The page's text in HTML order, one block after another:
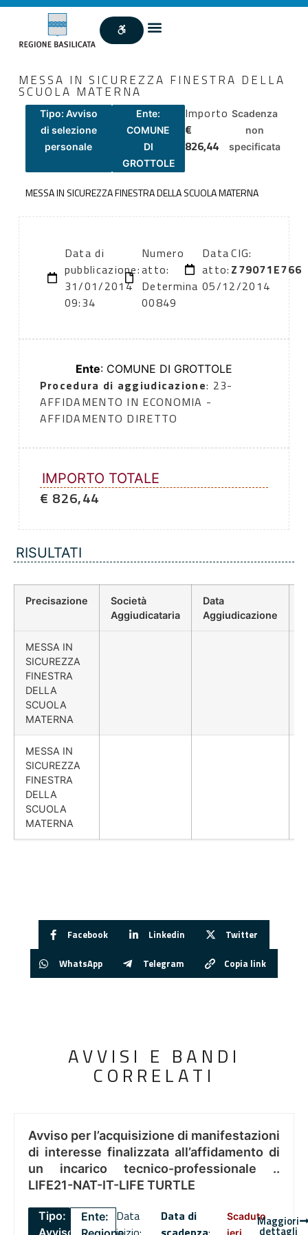
MESSA IN SICUREZZA FINESTRA DELLA
SCUOLA MATERNA
Tipo: Avviso
di selezione
personale
Ente:
COMUNE
DI
GROTTOLE
Importo
€
826,44
Scadenza
non
specificata
MESSA IN SICUREZZA FINESTRA DELLA SCUOLA MATERNA
Data di
pubblicazione:
31/01/2014
09:34
Numero
atto:
Determina
00849
Data
atto:
05/12/2014
CIG:
Z79071E766
Ente: COMUNE DI GROTTOLE
Procedura di aggiudicazione: 23-
AFFIDAMENTO IN ECONOMIA -
AFFIDAMENTO DIRETTO
IMPORTO TOTALE
€ 826,44
RISULTATI
Precisazione
Società
Aggiudicataria
Data
Aggiudicazione
MESSA IN
SICUREZZA
FINESTRA
DELLA
SCUOLA
MATERNA
MESSA IN
SICUREZZA
FINESTRA
DELLA
SCUOLA
MATERNA
Facebook Linkedin Twitter
WhatsApp Telegram Copia link
AVVISI E BANDI
CORRELATI
Avviso per l’acquisizione di manifestazioni
di interesse finalizzata all’affidamento di
un incarico tecnico-professionale ..
LIFE21-NAT-IT-LIFE TURTLE
Tipo:
Ente:
Data
Data di
ScadutoMaggiori
dettagli